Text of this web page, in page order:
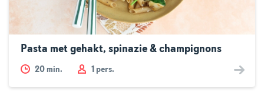
Pasta met gehakt, spinazie & champignons
20 min. 1 pers.